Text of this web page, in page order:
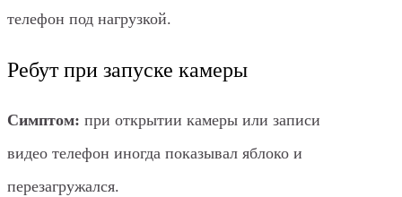
телефон под нагрузкой.
Ребут при запуске камеры
Симптом: при открытии камеры или записи
видео телефон иногда показывал яблоко и
перезагружался.